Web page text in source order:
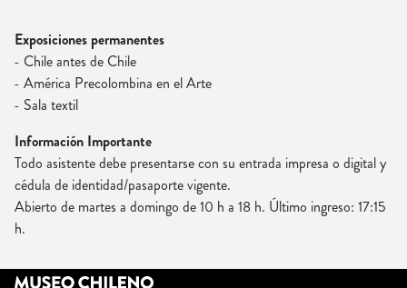
Exposiciones permanentes
Chile antes de Chile
América Precolombina en el Arte
Sala textil
Información Importante
Todo asistente debe presentarse con su entrada impresa o digital y
cédula de identidad/pasaporte vigente.
Abierto de martes a domingo de 10 h a 18 h. Último ingreso: 17:15
h.